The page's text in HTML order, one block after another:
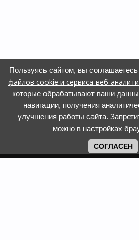
Пользуясь сайтом, вы
файлов cookie и сервиса веб-
которые обрабатывают ваши
навигации, получения
улучшения работы сайта.
можно в настройках
СОГЛАСЕН